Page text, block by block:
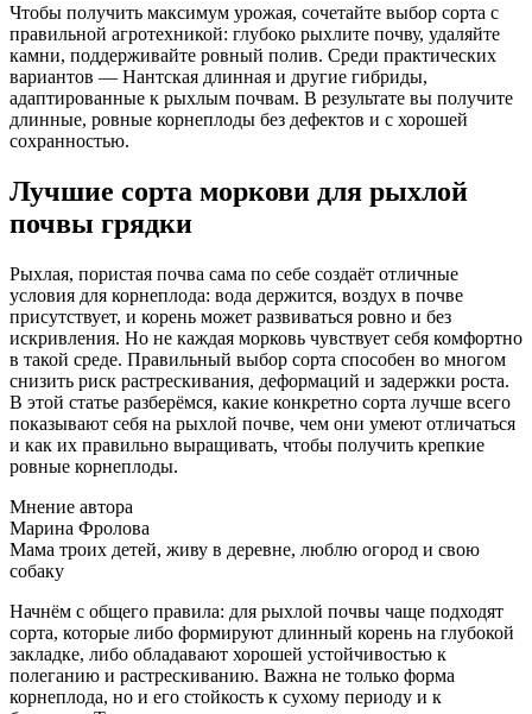
Чтобы получить максимум урожая, сочетайте выбор сорта с
правильной агротехникой: глубоко рыхлите почву, удаляйте
камни, поддерживайте ровный полив. Среди практических
вариантов — Нантская длинная и другие гибриды,
адаптированные к рыхлым почвам. В результате вы получите
длинные, ровные корнеплоды без дефектов и с хорошей
сохранностью.
Лучшие сорта моркови для рыхлой
почвы грядки
Рыхлая, пористая почва сама по себе создаёт отличные
условия для корнеплода: вода держится, воздух в почве
присутствует, и корень может развиваться ровно и без
искривления. Но не каждая морковь чувствует себя комфортно
в такой среде. Правильный выбор сорта способен во многом
снизить риск растрескивания, деформаций и задержки роста.
В этой статье разберёмся, какие конкретно сорта лучше всего
показывают себя на рыхлой почве, чем они умеют отличаться
и как их правильно выращивать, чтобы получить крепкие
ровные корнеплоды.
Мнение автора
Марина Фролова
Мама троих детей, живу в деревне, люблю огород и свою
собаку
Начнём с общего правила: для рыхлой почвы чаще подходят
сорта, которые либо формируют длинный корень на глубокой
закладке, либо обладавают хорошей устойчивостью к
полеганию и растрескиванию. Важна не только форма
корнеплода, но и его стойкость к сухому периоду и к